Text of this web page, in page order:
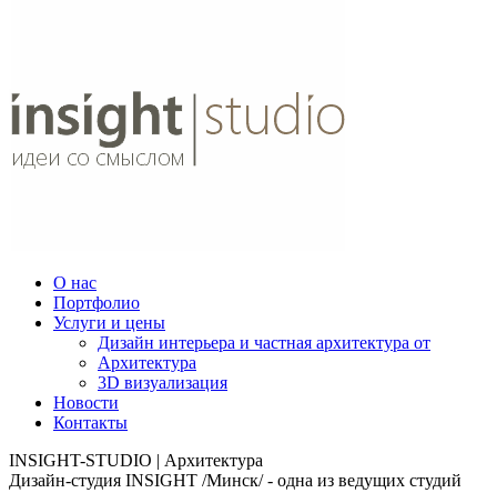
О нас
Портфолио
Услуги и цены
Дизайн интерьера и частная архитектура от
Архитектура
3D визуализация
Новости
Контакты
INSIGHT-STUDIO | Архитектура
Дизайн-студия INSIGHT /Минск/ - одна из ведущих студий